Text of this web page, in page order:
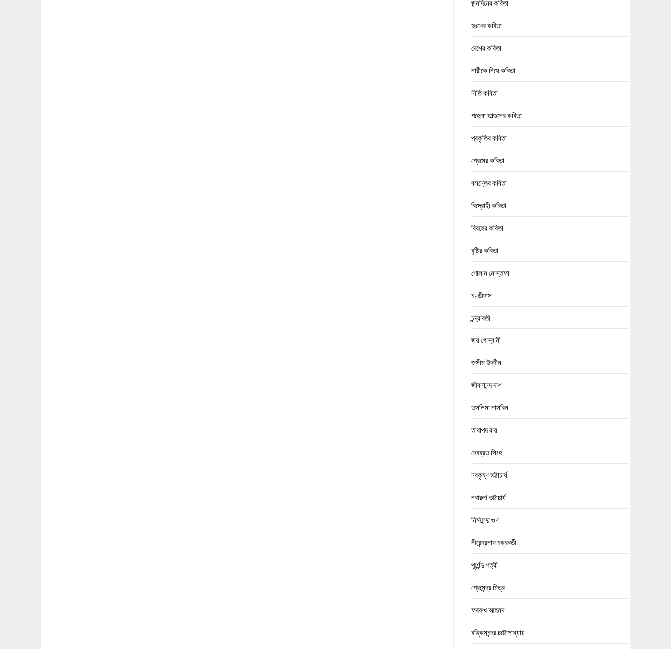
জন্মদিনের কবিতা
দুঃখের কবিতা
দেশের কবিতা
নারীকে নিয়ে কবিতা
নীতি কবিতা
পহেলা ফাল্গুনের কবিতা
প্রকৃতির কবিতা
প্রেমের কবিতা
বসন্তের কবিতা
বিদ্রোহী কবিতা
বিরহের কবিতা
বৃষ্টির কবিতা
গোলাম মোস্তফা
চণ্ডীদাস
চন্দ্রাবতী
জয় গোস্বামী
জসীম উদ্‌দীন
জীবনানন্দ দাশ
তসলিমা নাসরিন
তারাপদ রায়
দেবব্রত সিংহ
নবকৃষ্ণ ভট্টাচার্য
নবারুণ ভট্টাচার্য
নির্মলেন্দু গুণ
নীরেন্দ্রনাথ চক্রবর্তী
পূর্ণেন্দু পত্রী
প্রেমেন্দ্র মিত্র
ফররুখ আহমদ
বঙ্কিমচন্দ্র চট্টোপাধ্যায়